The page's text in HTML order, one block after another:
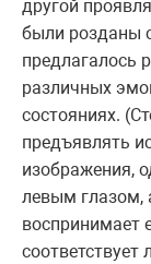
другой
были розданы
предлагалось
различных
состояниях.
предъявлять
изображения,
левым глазом,
воспринимает